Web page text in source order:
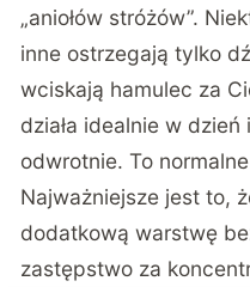
„aniołów stróżów”.
inne ostrzegają tylko
wciskają hamulec za
działa idealnie w
odwrotnie. To
Najważniejsze jest to,
dodatkową warstwę
zastępstwo za